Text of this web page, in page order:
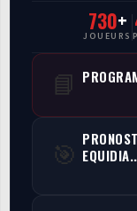
CasaCourses
Resultats/
Discussion
Programmes
730+
JOUEURS
📘
🎯